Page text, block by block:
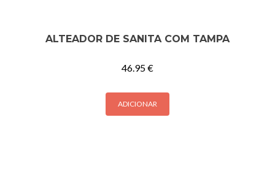
ALTEADOR DE SANITA COM TAMPA
46.95€
ADICIONAR